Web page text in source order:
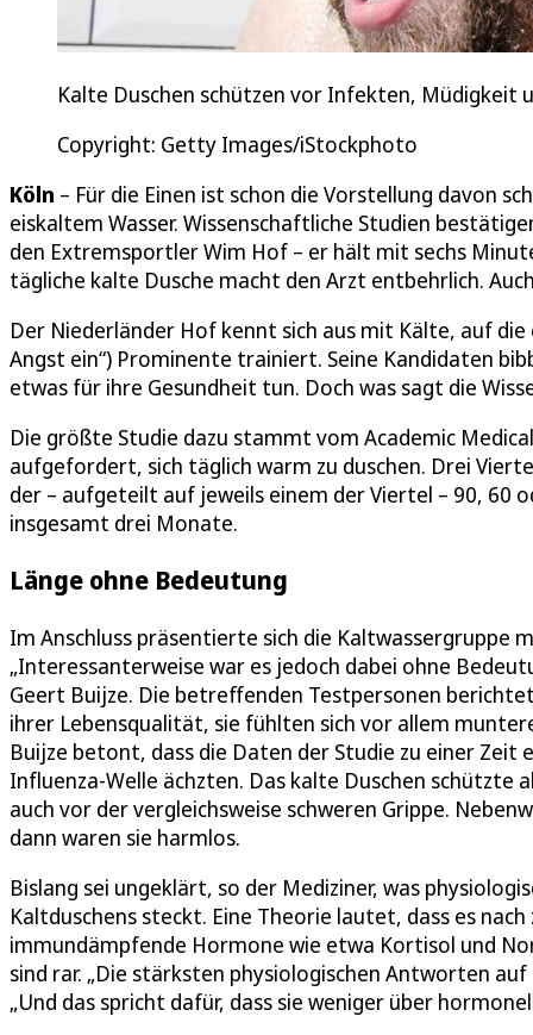
Kalte Duschen schützen vor Infekten, Müdigkeit
Copyright: Getty Images/iStockphoto
Köln – Für die Einen ist schon die Vorstellung davon
eiskaltem Wasser. Wissenschaftliche Studien
den Extremsportler Wim Hof – er hält mit sechs
tägliche kalte Dusche macht den Arzt entbehrlich.
Der Niederländer Hof kennt sich aus mit Kälte, auf die
Angst ein“) Prominente trainiert. Seine Kandidaten
etwas für ihre Gesundheit tun. Doch was sagt die
Die größte Studie dazu stammt vom Academic
aufgefordert, sich täglich warm zu duschen. Drei
der – aufgeteilt auf jeweils einem der Viertel – 90, 60
insgesamt drei Monate.
Länge ohne Bedeutung
Im Anschluss präsentierte sich die Kaltwassergruppe
„Interessanterweise war es jedoch dabei ohne
Geert Buijze. Die betreffenden Testpersonen
ihrer Lebensqualität, sie fühlten sich vor allem
Buijze betont, dass die Daten der Studie zu einer
Influenza-Welle ächzten. Das kalte Duschen
auch vor der vergleichsweise schweren Grippe.
dann waren sie harmlos.
Bislang sei ungeklärt, so der Mediziner, was
Kaltduschens steckt. Eine Theorie lautet, dass es
immundämpfende Hormone wie etwa Kortisol und
sind rar. „Die stärksten physiologischen Antworten
„Und das spricht dafür, dass sie weniger über